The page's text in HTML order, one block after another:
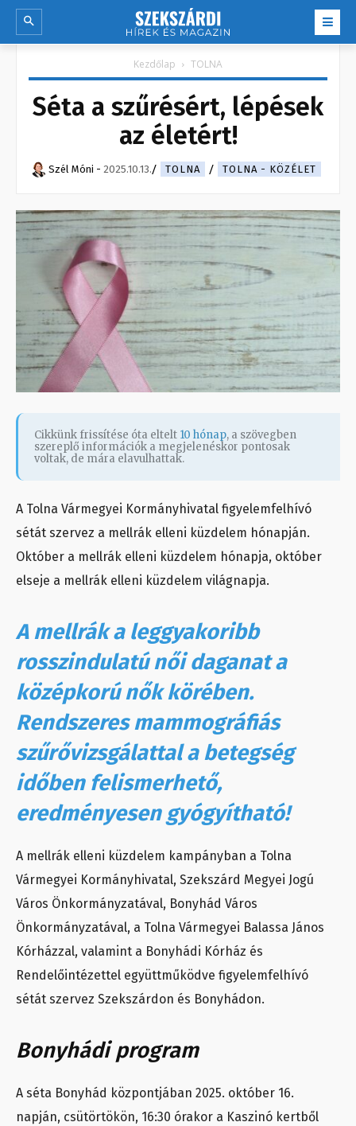
Kezdőlap TOLNA
Séta a szűrésért, lépések
az életért!
Szél Móni - 2025.10.13. TOLNA TOLNA - KÖZÉLET
Cikkünk frissítése óta eltelt 10 hónap, a szövegben
szereplő információk a megjelenéskor pontosak
voltak, de mára elavulhattak.
A Tolna Vármegyei Kormányhivatal figyelemfelhívó
sétát szervez a mellrák elleni küzdelem hónapján.
Október a mellrák elleni küzdelem hónapja, október
elseje a mellrák elleni küzdelem világnapja.
A mellrák a leggyakoribb
rosszindulatú női daganat a
középkorú nők körében.
Rendszeres mammográfiás
szűrővizsgálattal a betegség
időben felismerhető,
eredményesen gyógyítható!
A mellrák elleni küzdelem kampányban a Tolna
Vármegyei Kormányhivatal, Szekszárd Megyei Jogú
Város Önkormányzatával, Bonyhád Város
Önkormányzatával, a Tolna Vármegyei Balassa János
Kórházzal, valamint a Bonyhádi Kórház és
Rendelőintézettel együttműködve figyelemfelhívó
sétát szervez Szekszárdon és Bonyhádon.
Bonyhádi program
A séta Bonyhád központjában 2025. október 16.
napján, csütörtökön, 16:30 órakor a Kaszinó kertből